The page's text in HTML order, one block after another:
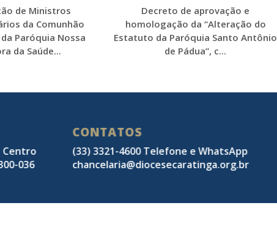
de Ministros
da Comunhão
Paróquia Nossa
da Saúde...
Decreto de aprovação e
homologação da “Alteração do
Estatuto da Paróquia Santo Antônio
de Pádua”, c...
Centro
036
CONTATOS
(33) 3321-4600 Telefone e WhatsApp
chancelaria@diocesecaratinga.org.br